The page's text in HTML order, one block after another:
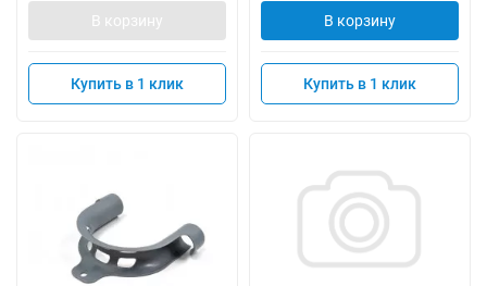
В корзину
Купить в 1 клик
В корзину
Купить в 1 клик